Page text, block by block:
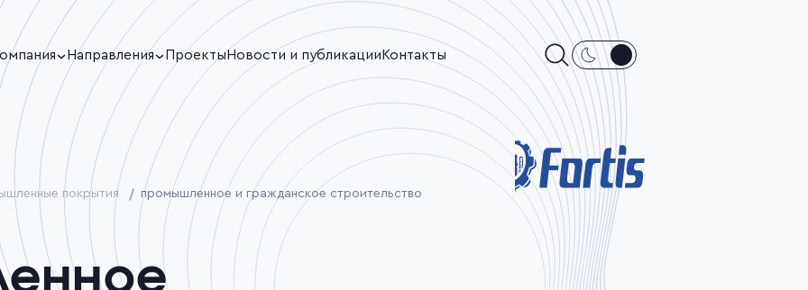
Направления ПроектыНовости и публикацииКонтакты
покрытия промышленное и гражданское строительство